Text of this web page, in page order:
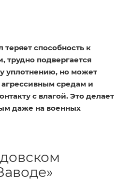
теряет способность к
трудно подвергается
уплотнению, но может
агрессивным средам и
с влагой. Это делает
даже на военных